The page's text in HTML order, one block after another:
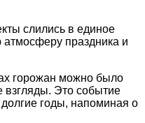
слились в единое
праздника и
горожан можно было
взгляды. Это событие
годы, напоминая о